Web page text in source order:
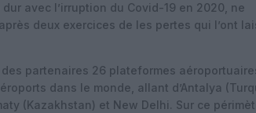
avec l’irruption du Covid-19 en 2020, ne
deux exercices de les pertes qui l’ont
partenaires 26 plateformes
dans le monde, allant d’Antalya
(Kazakhstan) et New Delhi. Sur ce